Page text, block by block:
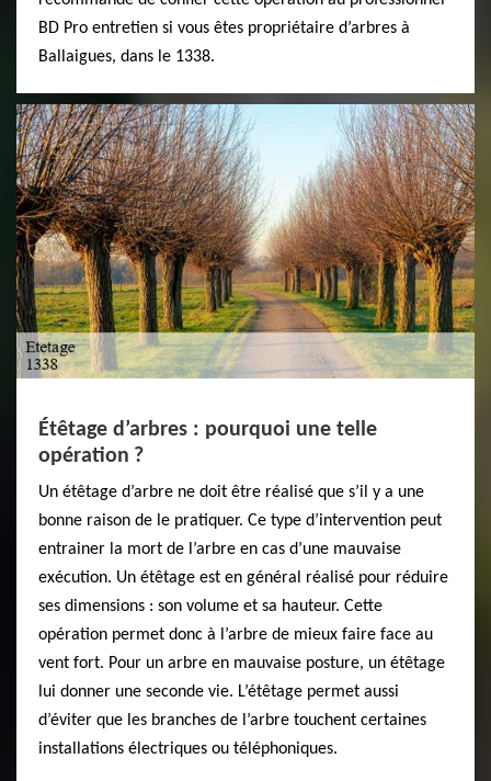
BD Pro entretien si vous êtes propriétaire d’arbres à
Ballaigues, dans le 1338.
Étêtage d’arbres : pourquoi une telle
opération ?
Un étêtage d’arbre ne doit être réalisé que s’il y a une
bonne raison de le pratiquer. Ce type d’intervention peut
entrainer la mort de l’arbre en cas d’une mauvaise
exécution. Un étêtage est en général réalisé pour réduire
ses dimensions : son volume et sa hauteur. Cette
opération permet donc à l’arbre de mieux faire face au
vent fort. Pour un arbre en mauvaise posture, un étêtage
lui donner une seconde vie. L’étêtage permet aussi
d’éviter que les branches de l’arbre touchent certaines
installations électriques ou téléphoniques.